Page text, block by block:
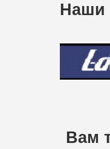
Наши
Вам